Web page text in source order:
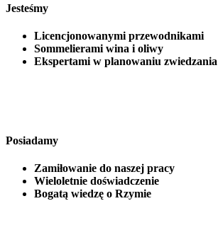
Jesteśmy
Licencjonowanymi przewodnikami
Sommelierami wina i oliwy
Ekspertami w planowaniu zwiedzania
Posiadamy
Zamiłowanie do naszej pracy
Wieloletnie doświadczenie
Bogatą wiedzę o Rzymie